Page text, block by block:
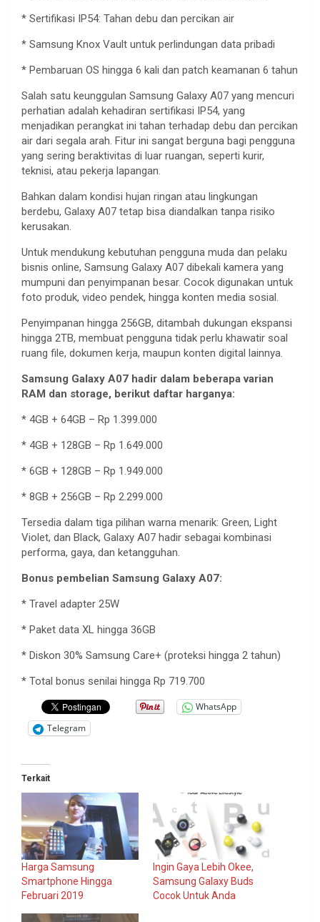
* Sertifikasi IP54: Tahan debu dan percikan air
* Samsung Knox Vault untuk perlindungan data pribadi
* Pembaruan OS hingga 6 kali dan patch keamanan 6 tahun
Salah satu keunggulan Samsung Galaxy A07 yang mencuri
perhatian adalah kehadiran sertifikasi IP54, yang
menjadikan perangkat ini tahan terhadap debu dan percikan
air dari segala arah. Fitur ini sangat berguna bagi pengguna
yang sering beraktivitas di luar ruangan, seperti kurir,
teknisi, atau pekerja lapangan.
Bahkan dalam kondisi hujan ringan atau lingkungan
berdebu, Galaxy A07 tetap bisa diandalkan tanpa risiko
kerusakan.
Untuk mendukung kebutuhan pengguna muda dan pelaku
bisnis online, Samsung Galaxy A07 dibekali kamera yang
mumpuni dan penyimpanan besar. Cocok digunakan untuk
foto produk, video pendek, hingga konten media sosial.
Penyimpanan hingga 256GB, ditambah dukungan ekspansi
hingga 2TB, membuat pengguna tidak perlu khawatir soal
ruang file, dokumen kerja, maupun konten digital lainnya.
Samsung Galaxy A07 hadir dalam beberapa varian
RAM dan storage, berikut daftar harganya:
* 4GB + 64GB – Rp 1.399.000
* 4GB + 128GB – Rp 1.649.000
* 6GB + 128GB – Rp 1.949.000
* 8GB + 256GB – Rp 2.299.000
Tersedia dalam tiga pilihan warna menarik: Green, Light
Violet, dan Black, Galaxy A07 hadir sebagai kombinasi
performa, gaya, dan ketangguhan.
Bonus pembelian Samsung Galaxy A07:
* Travel adapter 25W
* Paket data XL hingga 36GB
* Diskon 30% Samsung Care+ (proteksi hingga 2 tahun)
* Total bonus senilai hingga Rp 719.700
WhatsApp
Telegram
Terkait
Harga Samsung
Smartphone Hingga
Februari 2019
Ingin Gaya Lebih Okee,
Samsung Galaxy Buds
Cocok Untuk Anda